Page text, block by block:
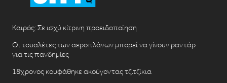
Καιρός: Σε ισχύ κίτρινη προειδοποίηση
Οι τουαλέτες των αεροπλάνων μπορεί να γίνουν ραντάρ
για τις πανδημίες
18χρονος κουφάθηκε ακούγοντας τζιτζίκια